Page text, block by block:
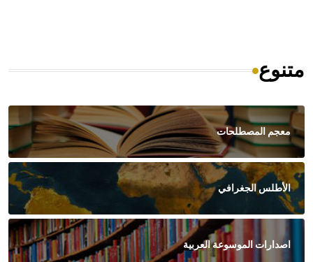
متنوع
معجم المصطلحات
الأطلس الجغرافي
اصدارات الموسوعة العربية